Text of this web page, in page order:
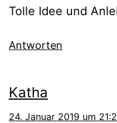
Tolle Idee und
Antworten
Katha
24. Januar 2019 um